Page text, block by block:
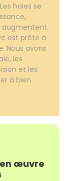
haies se
augmentent.
est prête à
Nous avons
les
et les
à bien
œuvre